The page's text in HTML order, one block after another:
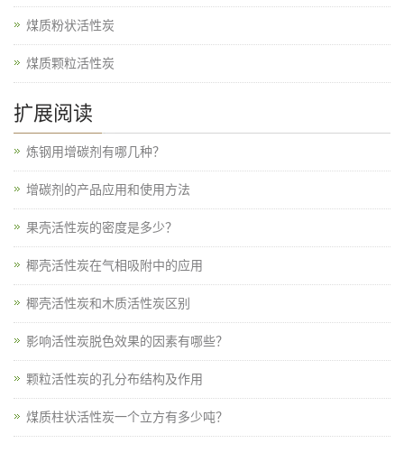
煤质粉状活性炭
煤质颗粒活性炭
扩展阅读
炼钢用增碳剂有哪几种？
增碳剂的产品应用和使用方法
果壳活性炭的密度是多少？
椰壳活性炭在气相吸附中的应用
椰壳活性炭和木质活性炭区别
影响活性炭脱色效果的因素有哪些？
颗粒活性炭的孔分布结构及作用
煤质柱状活性炭一个立方有多少吨？